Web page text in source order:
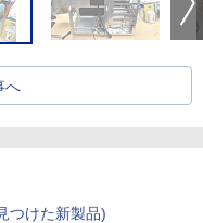
へ
つけた新製品)